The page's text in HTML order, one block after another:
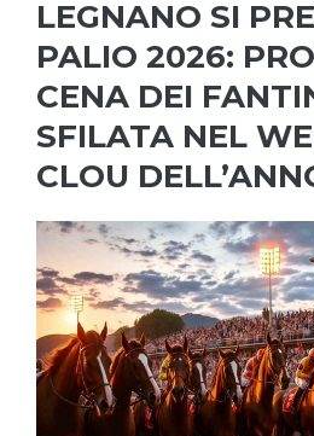
LEGNANO SI
PALIO 2026:
CENA DEI
SFILATA NEL
CLOU